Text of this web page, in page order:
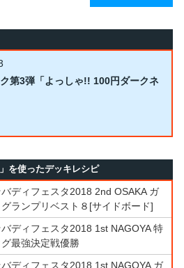
第3弾「よっしゃ!! 100円ダークネ
を使ったデッキレシピ
ディフェスタ2018 2nd OSAKA ガ
ランプリベスト８[サイドボード]
ディフェスタ2018 1st NAGOYA 特
最強決定戦優勝
ディフェスタ2018 1st NAGOYA ガ